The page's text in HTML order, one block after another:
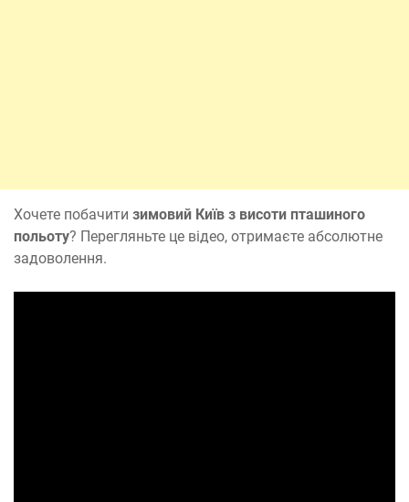
Хочете побачити зимовий Київ з висоти пташиного
польоту? Перегляньте це відео, отримаєте абсолютне
задоволення.